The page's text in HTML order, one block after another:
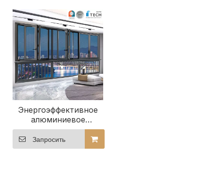
Энергоэффективное
алюминиевое
складное окно с
двустворчатым
стеклом для
Запросить